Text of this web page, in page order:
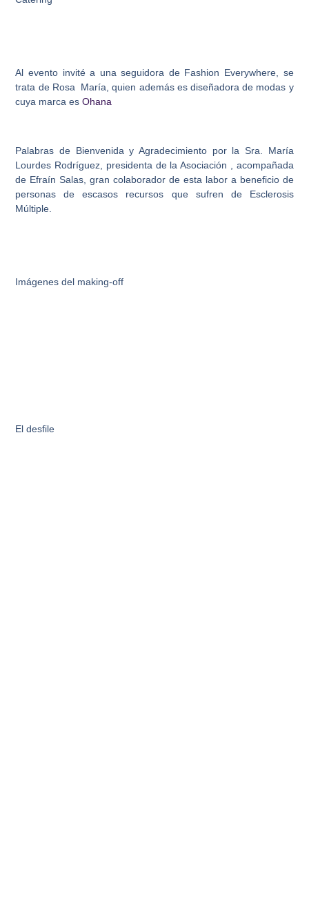
Al evento invité a una seguidora de Fashion Everywhere, se
trata de Rosa María, quien además es diseñadora de modas y
cuya marca esOhana
Palabras de Bienvenida y Agradecimiento por la Sra. María
Lourdes Rodríguez, presidenta de la Asociación , acompañada
de Efraín Salas, gran colaborador de esta labor a beneficio de
personas de escasos recursos que sufren de Esclerosis
Múltiple.
Imágenes del making-off
El desfile